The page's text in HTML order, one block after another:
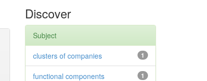
Discover
Subject
1
clusters of companies
1
functional components